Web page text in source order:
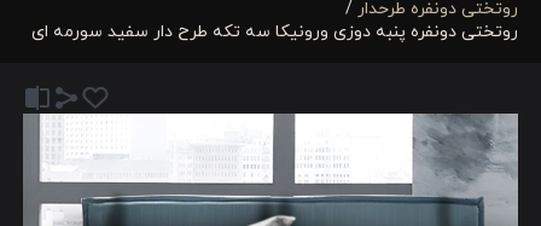
روتختی دونفره طرحدار /
روتختی دونفره پنبه دوزی ورونیکا سه تکه طرح دار سفید سورمه ای